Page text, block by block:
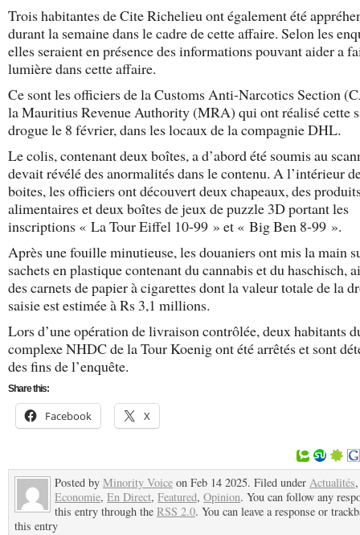
Trois habitantes de Cite Richelieu ont également été
durant la semaine dans le cadre de cette affaire. Selon les
elles seraient en présence des informations pouvant aider a
lumière dans cette affaire.
Ce sont les officiers de la Customs Anti-Narcotics Section
la Mauritius Revenue Authority (MRA) qui ont réalisé cette
drogue le 8 février, dans les locaux de la compagnie DHL.
Le colis, contenant deux boîtes, a d’abord été soumis au
devait révélé des anormalités dans le contenu. A l’intérieur
boites, les officiers ont découvert deux chapeaux, des
alimentaires et deux boîtes de jeux de puzzle 3D portant les
inscriptions « La Tour Eiffel 10-99 » et « Big Ben 8-99 ».
Après une fouille minutieuse, les douaniers ont mis la main
sachets en plastique contenant du cannabis et du haschisch,
des carnets de papier à cigarettes dont la valeur totale de la
saisie est estimée à Rs 3,1 millions.
Lors d’une opération de livraison contrôlée, deux habitants
complexe NHDC de la Tour Koenig ont été arrêtés et sont
des fins de l’enquête.
Share this:
Facebook X
Posted by Minority Voice on Feb 14 2025. Filed under Actualités,
Economie, En Direct, Featured, Opinion. You can follow any
this entry through the RSS 2.0. You can leave a response or
this entry